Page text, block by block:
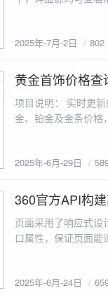
会显示所有或筛选后
2025年-7月-2日 802
2025-6-29
黄金首饰价格查
项目说明： 实时更
金、铂金及金条价格
2025年-6月-29日
2025-6-24
360官方API构
页面采用了响应式
口属性，保证页面
重置默认样式 */ * { margin: 0; padding: 0; box-sizing: border-box; } /* 设置页面的字体和添加背景图片 */
2025年-6月-24日